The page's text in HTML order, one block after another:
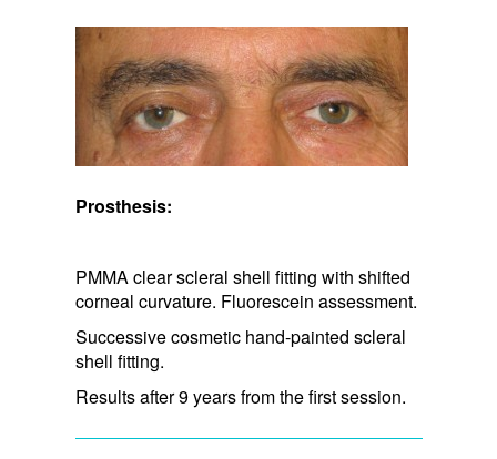
Prosthesis:
PMMA clear scleral shell fitting with shifted
corneal curvature. Fluorescein assessment.
Successive cosmetic hand-painted scleral
shell fitting.
Results after 9 years from the first session.